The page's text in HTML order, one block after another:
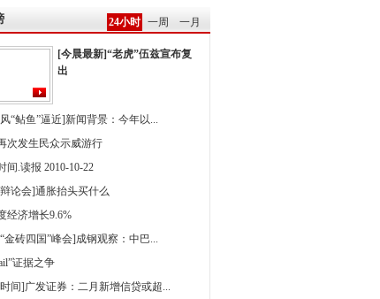
24小时 一周 一月
[今晨最新]“老虎”伍兹宣布复
出
“鲇鱼”逼近]新闻背景：今年以...
次发生民众示威游行
间.读报 2010-10-22
论会]通胀抬头买什么
经济增长9.6%
金砖四国”峰会]成钢观察：中巴...
证据之争
间]广发证券：二月新增信贷或超...